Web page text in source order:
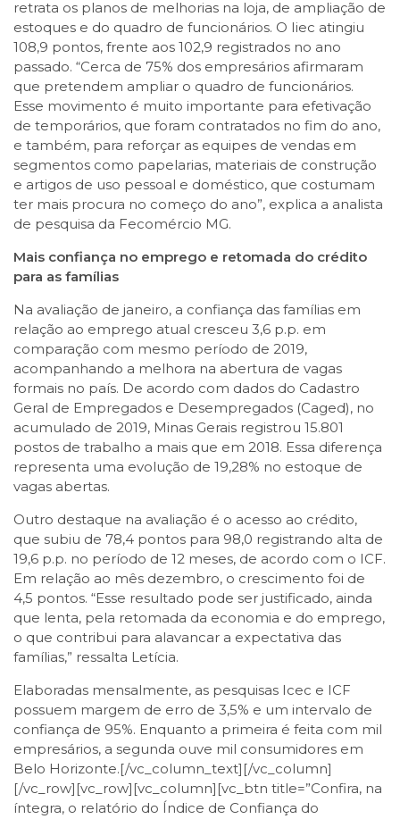
retrata os planos de melhorias na loja, de ampliação de
estoques e do quadro de funcionários. O Iiec atingiu
108,9 pontos, frente aos 102,9 registrados no ano
passado. “Cerca de 75% dos empresários afirmaram
que pretendem ampliar o quadro de funcionários.
Esse movimento é muito importante para efetivação
de temporários, que foram contratados no fim do ano,
e também, para reforçar as equipes de vendas em
segmentos como papelarias, materiais de construção
e artigos de uso pessoal e doméstico, que costumam
ter mais procura no começo do ano”, explica a analista
de pesquisa da Fecomércio MG.
Mais confiança no emprego e retomada do crédito
para as famílias
Na avaliação de janeiro, a confiança das famílias em
relação ao emprego atual cresceu 3,6 p.p. em
comparação com mesmo período de 2019,
acompanhando a melhora na abertura de vagas
formais no país. De acordo com dados do Cadastro
Geral de Empregados e Desempregados (Caged), no
acumulado de 2019, Minas Gerais registrou 15.801
postos de trabalho a mais que em 2018. Essa diferença
representa uma evolução de 19,28% no estoque de
vagas abertas.
Outro destaque na avaliação é o acesso ao crédito,
que subiu de 78,4 pontos para 98,0 registrando alta de
19,6 p.p. no período de 12 meses, de acordo com o ICF.
Em relação ao mês dezembro, o crescimento foi de
4,5 pontos. “Esse resultado pode ser justificado, ainda
que lenta, pela retomada da economia e do emprego,
o que contribui para alavancar a expectativa das
famílias,” ressalta Letícia.
Elaboradas mensalmente, as pesquisas Icec e ICF
possuem margem de erro de 3,5% e um intervalo de
confiança de 95%. Enquanto a primeira é feita com mil
empresários, a segunda ouve mil consumidores em
Belo Horizonte.[/vc_column_text][/vc_column]
[/vc_row][vc_row][vc_column][vc_btn title=”Confira, na
íntegra, o relatório do Índice de Confiança do